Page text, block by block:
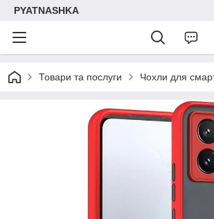
PYATNASHKA
Товари та послуги Чохли для